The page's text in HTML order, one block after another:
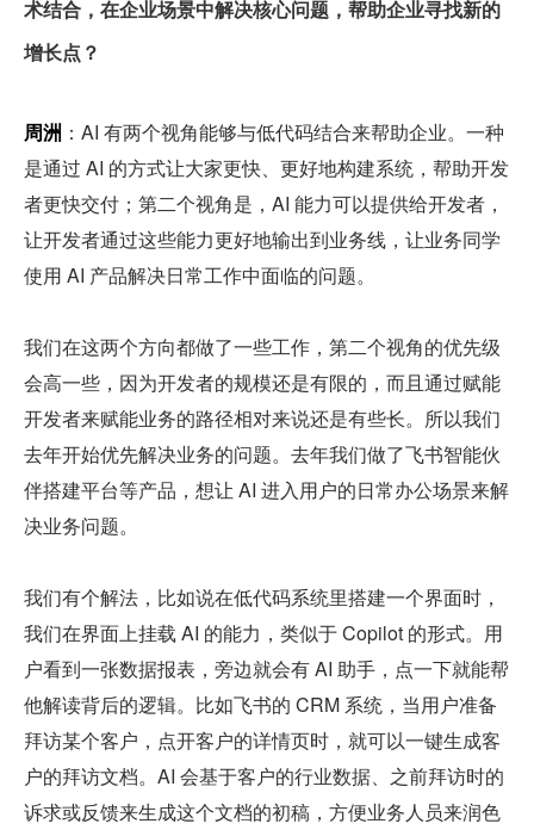
术结合，在企业场景中解决核心问题，帮助企业寻找新的
增长点？
周洲 ：AI 有两个视角能够与低代码结合来帮助企业。一种
是通过 AI 的方式让大家更快、更好地构建系统，帮助开发
者更快交付；第二个视角是，AI 能力可以提供给开发者，
让开发者通过这些能力更好地输出到业务线，让业务同学
使用 AI 产品解决日常工作中面临的问题。
我们在这两个方向都做了一些工作，第二个视角的优先级
会高一些，因为开发者的规模还是有限的，而且通过赋能
开发者来赋能业务的路径相对来说还是有些长。所以我们
去年开始优先解决业务的问题。去年我们做了飞书智能伙
伴搭建平台等产品，想让 AI 进入用户的日常办公场景来解
决业务问题。
我们有个解法，比如说在低代码系统里搭建一个界面时，
我们在界面上挂载 AI 的能力，类似于 Copilot 的形式。用
户看到一张数据报表，旁边就会有 AI 助手，点一下就能帮
他解读背后的逻辑。比如飞书的 CRM 系统，当用户准备
拜访某个客户，点开客户的详情页时，就可以一键生成客
户的拜访文档。AI 会基于客户的行业数据、之前拜访时的
诉求或反馈来生成这个文档的初稿，方便业务人员来润色